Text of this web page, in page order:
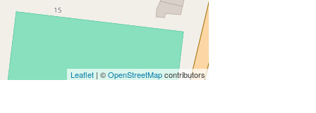
Leaflet| ©OpenStreetMapcontributors